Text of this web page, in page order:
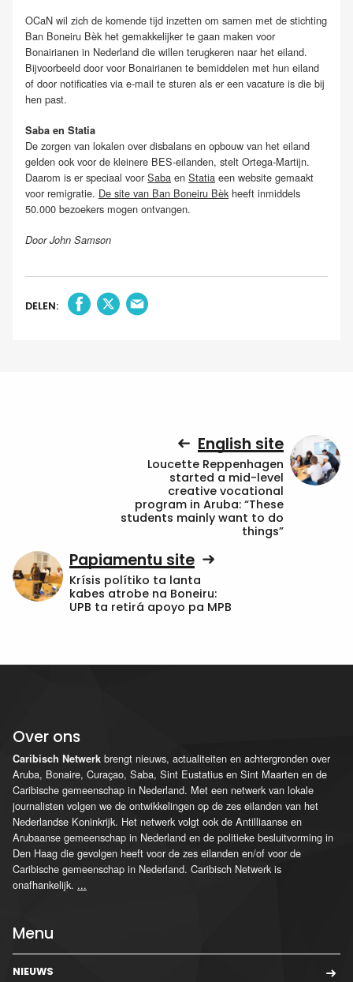
OCaN wil zich de komende tijd inzetten om samen met de stichting
Ban Boneiru Bèk het gemakkelijker te gaan maken voor
Bonairianen in Nederland die willen terugkeren naar het eiland.
Bijvoorbeeld door voor Bonairianen te bemiddelen met hun eiland
of door notificaties via e-mail te sturen als er een vacature is die bij
hen past.
Saba en Statia
De zorgen van lokalen over disbalans en opbouw van het eiland
gelden ook voor de kleinere BES-eilanden, stelt Ortega-Martijn.
Daarom is er speciaal voor Saba en Statia een website gemaakt
voor remigratie. De site van Ban Boneiru Bèkheeft inmiddels
50.000 bezoekers mogen ontvangen.
Door John Samson
DELEN:
English site
Loucette Reppenhagen
started a mid-level
creative vocational
program in Aruba: “These
students mainly want to do
things”
Papiamentu site
Krísis polítiko ta lanta
kabes atrobe na Boneiru:
UPB ta retirá apoyo pa MPB
Over ons
Caribisch Netwerk brengt nieuws, actualiteiten en achtergronden over
Aruba, Bonaire, Curaçao, Saba, Sint Eustatius en Sint Maarten en de
Caribische gemeenschap in Nederland. Met een netwerk van lokale
journalisten volgen we de ontwikkelingen op de zes eilanden van het
Nederlandse Koninkrijk. Het netwerk volgt ook de Antilliaanse en
Arubaanse gemeenschap in Nederland en de politieke besluitvorming in
Den Haag die gevolgen heeft voor de zes eilanden en/of voor de
Caribische gemeenschap in Nederland. Caribisch Netwerk is
onafhankelijk. ...
Menu
NIEUWS